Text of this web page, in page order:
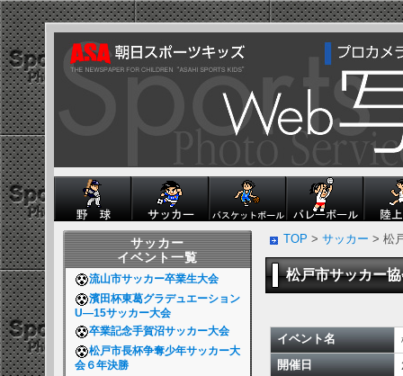
サッカー
イベント一覧
流山市サッカー卒業生大会
濱田杯東葛グラデュエーション
U―15サッカー大会
卒業記念手賀沼サッカー大会
松戸市長杯争奪少年サッカー大
会６年決勝
TOP > サッカー > 松
松戸市サッカー
イベント名
開催日